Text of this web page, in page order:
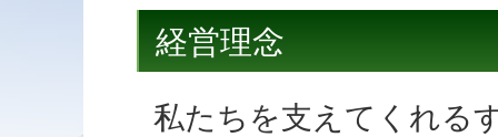
経営理念
私たちを支えてくれる